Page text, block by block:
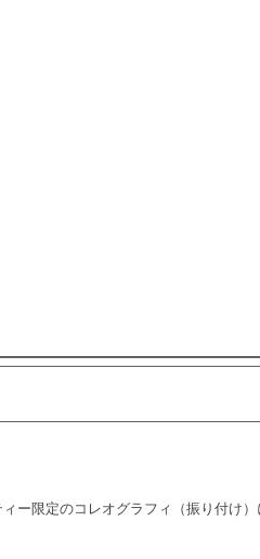
ー限定のコレオグラフィ（振り付け）